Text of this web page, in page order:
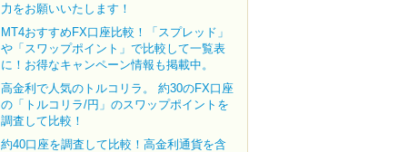
力をお願いいたします！
MT4おすすめFX口座比較！「スプレッド」
や「スワップポイント」で比較して一覧表
に！お得なキャンペーン情報も掲載中。
高金利で人気のトルコリラ。 約30のFX口座
の「トルコリラ/円」のスワップポイントを
調査して比較！
約40口座を調査して比較！高金利通貨を含